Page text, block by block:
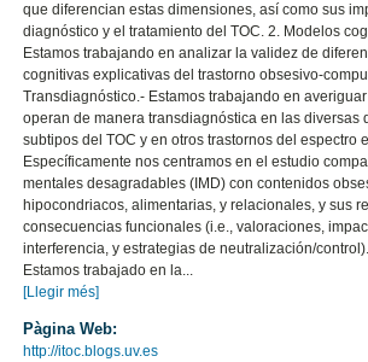
que diferencian estas dimensiones, así como sus
diagnóstico y el tratamiento del TOC. 2. Modelos
Estamos trabajando en analizar la validez de
cognitivas explicativas del trastorno obsesivo-
Transdiagnóstico.- Estamos trabajando en
operan de manera transdiagnóstica en las diversas
subtipos del TOC y en otros trastornos del espectro
Específicamente nos centramos en el estudio
mentales desagradables (IMD) con contenidos
hipocondriacos, alimentarias, y relacionales, y sus
consecuencias funcionales (i.e., valoraciones,
interferencia, y estrategias de neutralización/
Estamos trabajado en la...
[Llegir més]
Pàgina Web:
http://itoc.blogs.uv.es